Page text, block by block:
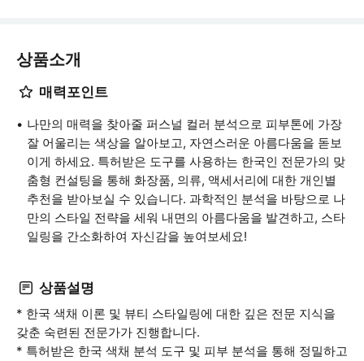
상품소개
매력포인트
나만의 매력을 찾아줄 퍼스널 컬러 분석으로 피부톤에 가장
잘 어울리는 색상을 알아보고, 자연스러운 아름다움을 돋보
이게 하세요. 특허받은 도구를 사용하는 한국인 전문가의 맞
춤형 컨설팅을 통해 화장품, 의류, 액세서리에 대한 개인별
추천을 받아보실 수 있습니다. 과학적인 분석을 바탕으로 나
만의 스타일 전략을 세워 내면의 아름다움을 발견하고, 스타
일링을 간소화하여 자신감을 높여보세요!
상품설명
* 한국 색채 이론 및 뷰티 스타일링에 대한 깊은 전문 지식을
갖춘 숙련된 전문가가 진행합니다.
* 특허받은 한국 색채 분석 도구 및 피부 분석을 통해 정밀하고